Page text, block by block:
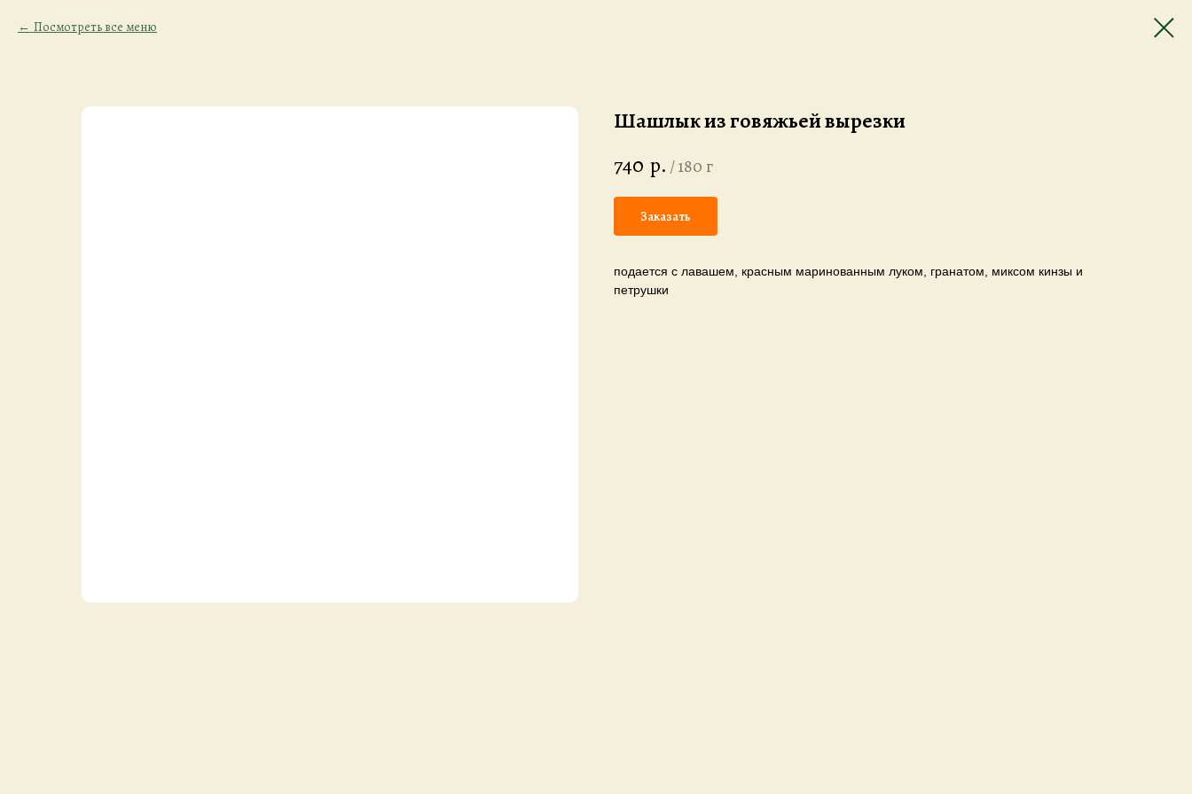
Посмотреть все меню
Шашлык из говяжьей вырезки
740 р. /180 г
Заказать
подается с лавашем, красным маринованным луком, гранатом, миксом кинзы и
петрушки